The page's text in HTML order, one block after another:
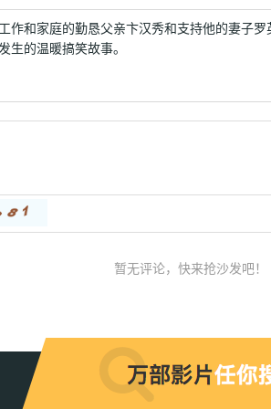
作和家庭的勤恳父亲卞汉秀和支持他的妻子
生的温暖搞笑故事。
暂无评论，快来抢沙发吧！